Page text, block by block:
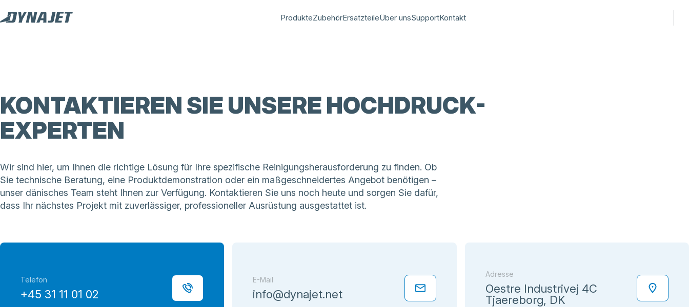
ProdukteZubehörErsatzteileÜber unsSupportKontakt
KONTAKTIEREN SIE UNSERE HOCHDRUCK-
EXPERTEN
Wir sind hier, um Ihnen die richtige Lösung für Ihre spezifische Reinigungsherausforderung zu finden. Ob
Sie technische Beratung, eine Produktdemonstration oder ein maßgeschneidertes Angebot benötigen –
unser dänisches Team steht Ihnen zur Verfügung. Kontaktieren Sie uns noch heute und sorgen Sie dafür,
dass Ihr nächstes Projekt mit zuverlässiger, professioneller Ausrüstung ausgestattet ist.
Telefon
+45 31 11 01 02
E-Mail
info@dynajet.net
Adresse
Oestre Industrivej 4C
Tjaereborg, DK